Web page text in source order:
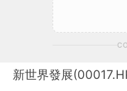
新世界發展